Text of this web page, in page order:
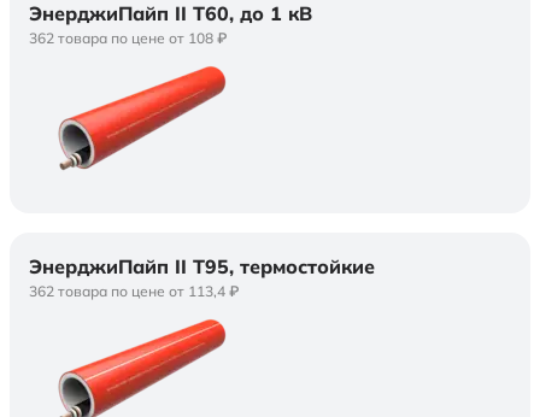
ЭнерджиПайп II Т60, до 1 кВ
362 товара по цене от 108 ₽
ЭнерджиПайп II Т95, термостойкие
362 товара по цене от 113,4 ₽